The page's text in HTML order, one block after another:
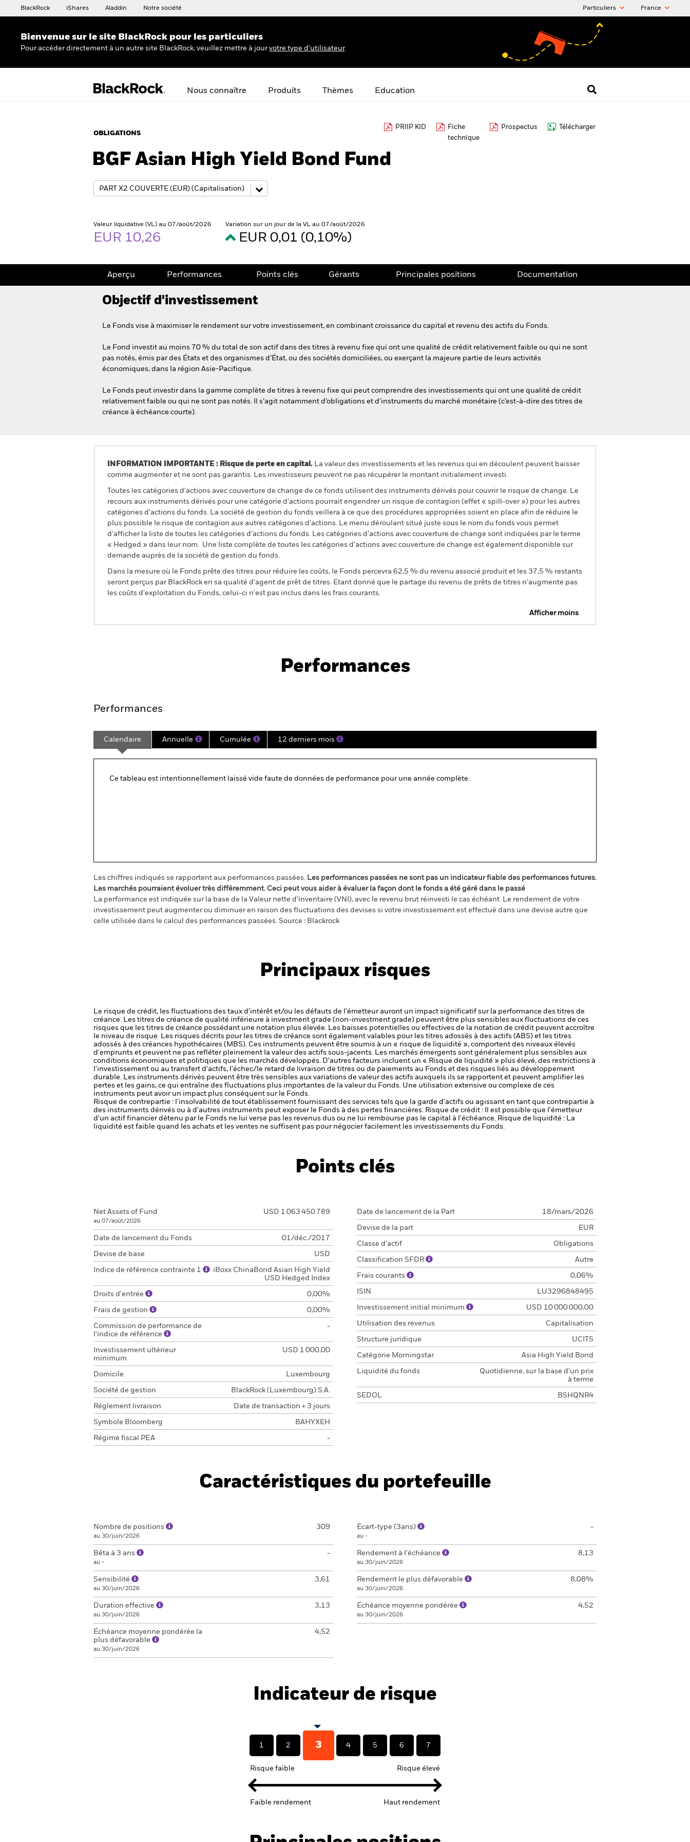
BlackRock iShares Aladdin Notre société Particuliers France
Bienvenue sur le site BlackRock pour les particuliers
Pour accéder directement à un autre site BlackRock, veuillez mettre à jour votre type d'utilisateur.
Nous connaître Produits Thèmes Education
OBLIGATIONS
PRIIP KID
Fiche
technique
Prospectus Télécharger
BGF Asian High Yield Bond Fund
Valeur liquidative (VL) au 07/août/2026
EUR 10,26
Variation sur un jour de la VL au 07/août/2026
EUR 0,01 (0,10%)
Aperçu Performances Points clés Gérants Principales positions Documentation
Objectif d'investissement
Le Fonds vise à maximiser le rendement sur votre investissement, en combinant croissance du capital et revenu des actifs du Fonds.
Le Fond investit au moins 70 % du total de son actif dans des titres à revenu fixe qui ont une qualité de crédit relativement faible ou qui ne sont
pas notés, émis par des États et des organismes d’État, ou des sociétés domiciliées, ou exerçant la majeure partie de leurs activités
économiques, dans la région Asie-Pacifique.
Le Fonds peut investir dans la gamme complète de titres à revenu fixe qui peut comprendre des investissements qui ont une qualité de crédit
relativement faible ou qui ne sont pas notés. Il s’agit notamment d’obligations et d’instruments du marché monétaire (c’est-à-dire des titres de
créance à échéance courte).
INFORMATION IMPORTANTE : Risque de perte en capital. La valeur des investissements et les revenus qui en découlent peuvent baisser
comme augmenter et ne sont pas garantis. Les investisseurs peuvent ne pas récupérer le montant initialement investi.
Toutes les catégories d’actions avec couverture de change de ce fonds utilisent des instruments dérivés pour couvrir le risque de change. Le
recours aux instruments dérivés pour une catégorie d’actions pourrait engendrer un risque de contagion (effet « spill-over ») pour les autres
catégories d’actions du fonds. La société de gestion du fonds veillera à ce que des procédures appropriées soient en place afin de réduire le
plus possible le risque de contagion aux autres catégories d’actions. Le menu déroulant situé juste sous le nom du fonds vous permet
d’afficher la liste de toutes les catégories d’actions du fonds. Les catégories d’actions avec couverture de change sont indiquées par le terme
« Hedged » dans leur nom. Une liste complète de toutes les catégories d'actions avec couverture de change est également disponible sur
demande auprès de la société de gestion du fonds.
Dans la mesure où le Fonds prête des titres pour réduire les coûts, le Fonds percevra 62,5 % du revenu associé produit et les 37,5 % restants
seront perçus par BlackRock en sa qualité d'agent de prêt de titres. Etant donné que le partage du revenu de prêts de titres n'augmente pas
les coûts d'exploitation du Fonds, celui-ci n'est pas inclus dans les frais courants.
Afficher moins
Performances
Performances
Calendaire Annuelle Cumulée 12 derniers mois
Ce tableau est intentionnellement laissé vide faute de données de performance pour une année complète.
Les chiffres indiqués se rapportent aux performances passées. Les performances passées ne sont pas un indicateur fiable des performances futures.
Les marchés pourraient évoluer très différemment. Ceci peut vous aider à évaluer la façon dont le fonds a été géré dans le passé
La performance est indiquée sur la base de la Valeur nette d’inventaire (VNI), avec le revenu brut réinvesti le cas échéant. Le rendement de votre
investissement peut augmenter ou diminuer en raison des fluctuations des devises si votre investissement est effectué dans une devise autre que
celle utilisée dans le calcul des performances passées. Source : Blackrock
Principaux risques
Le risque de crédit, les fluctuations des taux d'intérêt et/ou les défauts de l'émetteur auront un impact significatif sur la performance des titres de
créance. Les titres de créance de qualité inférieure à investment grade (non-investment grade) peuvent être plus sensibles aux fluctuations de ces
risques que les titres de créance possédant une notation plus élevée. Les baisses potentielles ou effectives de la notation de crédit peuvent accroître
le niveau de risque. Les risques décrits pour les titres de créance sont également valables pour les titres adossés à des actifs (ABS) et les titres
adossés à des créances hypothécaires (MBS). Ces instruments peuvent être soumis à un « risque de liquidité », comportent des niveaux élevés
d'emprunts et peuvent ne pas refléter pleinement la valeur des actifs sous-jacents. Les marchés émergents sont généralement plus sensibles aux
conditions économiques et politiques que les marchés développés. D'autres facteurs incluent un « Risque de liquidité » plus élevé, des restrictions à
l'investissement ou au transfert d'actifs, l'échec/le retard de livraison de titres ou de paiements au Fonds et des risques liés au développement
durable. Les instruments dérivés peuvent être très sensibles aux variations de valeur des actifs auxquels ils se rapportent et peuvent amplifier les
pertes et les gains, ce qui entraîne des fluctuations plus importantes de la valeur du Fonds. Une utilisation extensive ou complexe de ces
instruments peut avoir un impact plus conséquent sur le Fonds.
Risque de contrepartie : l'insolvabilité de tout établissement fournissant des services tels que la garde d'actifs ou agissant en tant que contrepartie à
des instruments dérivés ou à d'autres instruments peut exposer le Fonds à des pertes financières. Risque de crédit : Il est possible que l'émetteur
d'un actif financier détenu par le Fonds ne lui verse pas les revenus dus ou ne lui rembourse pas le capital à l'échéance. Risque de liquidité : La
liquidité est faible quand les achats et les ventes ne suffisent pas pour négocier facilement les investissements du Fonds.
Points clés
Net Assets of Fund
au 07/août/2026
USD 1 063 450 789
Date de lancement du Fonds 01/déc./2017
Devise de base USD
Indice de référence contrainte 1
iBoxx ChinaBond Asian High Yield
USD Hedged Index
Droits d'entrée 0,00%
Frais de gestion 0,00%
Commission de performance de
l'indice de référence
-
Investissement ultérieur
minimum
USD 1 000,00
Domicile Luxembourg
Société de gestion BlackRock (Luxembourg) S.A.
Réglement livraison Date de transaction + 3 jours
Symbole Bloomberg BAHYXEH
Régime fiscal PEA -
Date de lancement de la Part 18/mars/2026
Devise de la part EUR
Classe d’actif Obligations
Classification SFDR Autre
Frais courants 0,06%
ISIN LU3296848495
Investissement initial minimum USD 10 000 000,00
Utilisation des revenus Capitalisation
Structure juridique UCITS
Catégorie Morningstar Asia High Yield Bond
Liquidité du fonds
Quotidienne, sur la base d'un prix
à terme
SEDOL BSHQNR4
Caractéristiques du portefeuille
Nombre de positions
au 30/juin/2026
309
Bêta à 3 ans
au -
-
Sensibilité
au 30/juin/2026
3,61
Duration effective
au 30/juin/2026
3,13
Échéance moyenne pondérée la
plus défavorable
au 30/juin/2026
4,52
Écart-type (3ans)
au -
-
Rendement à l'échéance
au 30/juin/2026
8,13
Rendement le plus défavorable
au 30/juin/2026
8,08%
Échéance moyenne pondérée
au 30/juin/2026
4,52
Indicateur de risque
1 2 3 4 5 6 7
Risque faible Risque élevé
Faible rendement Haut rendement